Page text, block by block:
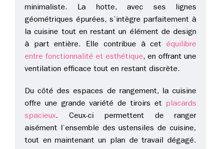
minimaliste. La hotte, avec ses lignes
géométriques épurées, s’intègre parfaitement à
la cuisine tout en restant un élément de design
à part entière. Elle contribue à cet équilibre
entre fonctionnalité et esthétique, en offrant une
ventilation efficace tout en restant discrète.
Du côté des espaces de rangement, la cuisine
offre une grande variété de tiroirs et placards
spacieux. Ceux-ci permettent de ranger
aisément l’ensemble des ustensiles de cuisine,
tout en maintenant un plan de travail dégagé.